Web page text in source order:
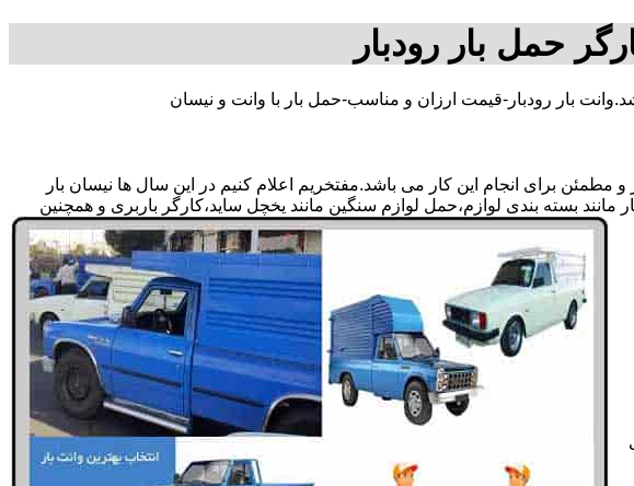
حمل بار رودبار
بار رودبار-قیمت ارزان و مناسب-حمل بار با وانت و نیسان
برای انجام این کار می باشد.مفتخریم اعلام کنیم در این سال ها نیسان بار
مانند بسته بندی لوازم،حمل لوازم سنگین مانند یخچل ساید،کارگر باربری و همچنین